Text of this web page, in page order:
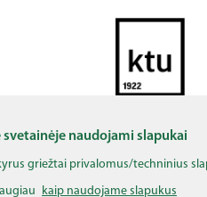
vykdomoji įstaiga (HaDEA) negali būti
naudojami slapukai
griežtai privalomus/techninius
kaip naudojame slapukus